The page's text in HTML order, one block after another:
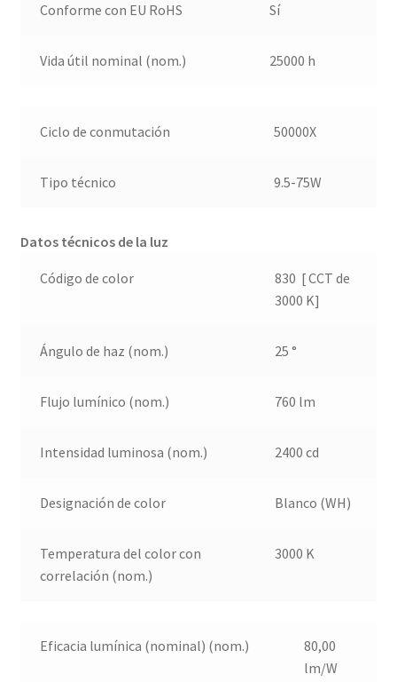
Conforme con EU RoHS Sí
Vida útil nominal (nom.) 25000 h
Ciclo de conmutación 50000X
Tipo técnico 9.5-75W
Datos técnicos de la luz
Código de color
830 [ CCT de
3000 K]
Ángulo de haz (nom.) 25 °
Flujo lumínico (nom.) 760 lm
Intensidad luminosa (nom.) 2400 cd
Designación de color Blanco (WH)
Temperatura del color con
correlación (nom.)
3000 K
Eficacia lumínica (nominal) (nom.)
80,00
lm/W